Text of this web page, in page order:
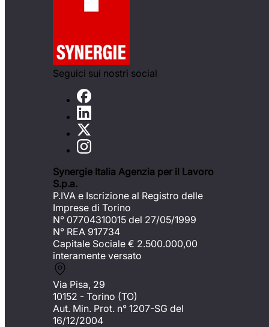
Seguici sui nostri social
Synergie Italia Agenzia per il Lavoro
S.p.a.
P.IVA e Iscrizione al Registro delle
Imprese di Torino
N° 07704310015 del 27/05/1999
N° REA 917734
Capitale Sociale € 2.500.000,00
interamente versato
Via Pisa, 29
10152 - Torino (TO)
Aut. Min. Prot. n° 1207-SG del
16/12/2004